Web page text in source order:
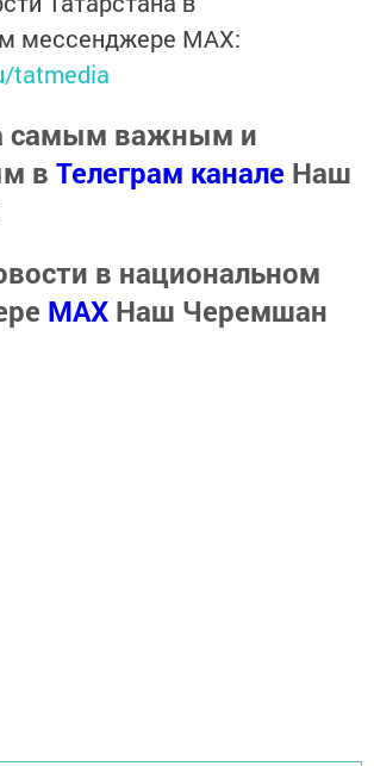
мессенджере MАХ:
tatmedia
самым важным и
в Телеграм канале Наш
в национальном
MАХ Наш Черемшан